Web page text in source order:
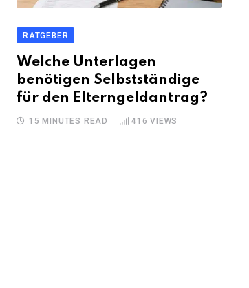
RATGEBER
Welche Unterlagen
benötigen Selbstständige
für den Elterngeldantrag?
15 MINUTES READ 416 VIEWS